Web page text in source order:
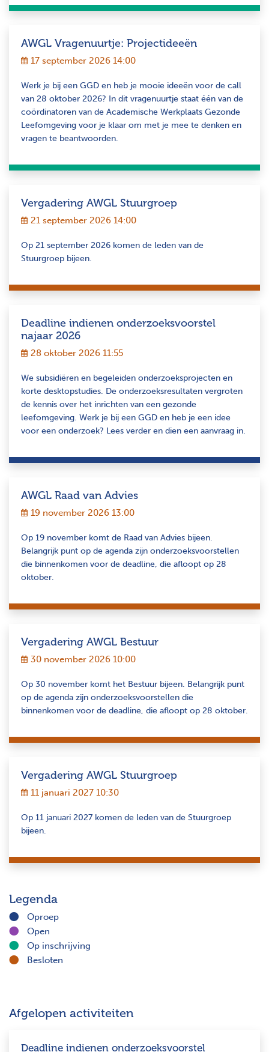
AWGL Vragenuurtje: Projectideeën
17 september 2026 14:00
Werk je bij een GGD en heb je mooie ideeën voor de call
van 28 oktober 2026? In dit vragenuurtje staat één van de
coördinatoren van de Academische Werkplaats Gezonde
Leefomgeving voor je klaar om met je mee te denken en
vragen te beantwoorden.
Vergadering AWGL Stuurgroep
21 september 2026 14:00
Op 21 september 2026 komen de leden van de
Stuurgroep bijeen.
Deadline indienen onderzoeksvoorstel
najaar 2026
28 oktober 2026 11:55
We subsidiëren en begeleiden onderzoeksprojecten en
korte desktopstudies. De onderzoeksresultaten vergroten
de kennis over het inrichten van een gezonde
leefomgeving. Werk je bij een GGD en heb je een idee
voor een onderzoek? Lees verder en dien een aanvraag in.
AWGL Raad van Advies
19 november 2026 13:00
Op 19 november komt de Raad van Advies bijeen.
Belangrijk punt op de agenda zijn onderzoeksvoorstellen
die binnenkomen voor de deadline, die afloopt op 28
oktober.
Vergadering AWGL Bestuur
30 november 2026 10:00
Op 30 november komt het Bestuur bijeen. Belangrijk punt
op de agenda zijn onderzoeksvoorstellen die
binnenkomen voor de deadline, die afloopt op 28 oktober.
Vergadering AWGL Stuurgroep
11 januari 2027 10:30
Op 11 januari 2027 komen de leden van de Stuurgroep
bijeen.
Legenda
Oproep
Open
Op inschrijving
Besloten
Afgelopen activiteiten
Deadline indienen onderzoeksvoorstel